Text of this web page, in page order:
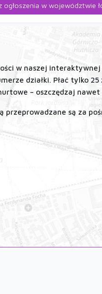
w województwie
w naszej
działki. Płać tylko 25
– oszczędzaj nawet
przeprowadzane są za